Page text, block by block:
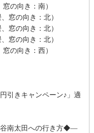
の向き：南）
窓の向き：北）
窓の向き：北）
窓の向き：北）
の向き：西）
引きキャンペーン♪」適
南太田への行き方◆―